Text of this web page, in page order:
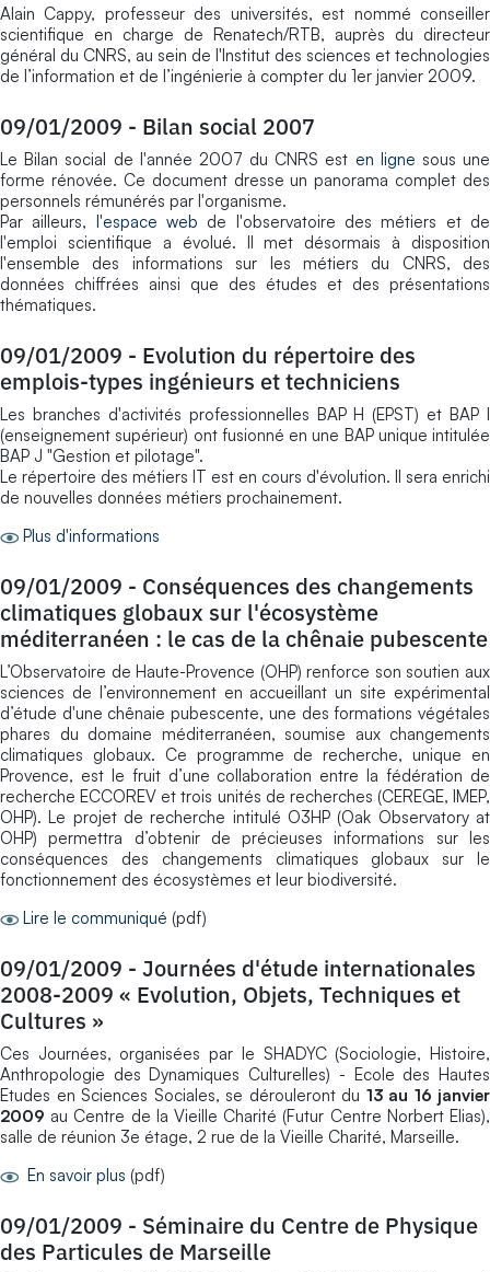
Alain Cappy, professeur des universités, est nommé conseiller
scientifique en charge de Renatech/RTB, auprès du directeur
général du CNRS, au sein de l'Institut des sciences et technologies
de l’information et de l’ingénierie à compter du 1er janvier 2009.
09/01/2009 - Bilan social 2007
Le Bilan social de l'année 2007 du CNRS est en ligne sous une
forme rénovée. Ce document dresse un panorama complet des
personnels rémunérés par l'organisme.
Par ailleurs, l'espace web de l'observatoire des métiers et de
l'emploi scientifique a évolué. Il met désormais à disposition
l'ensemble des informations sur les métiers du CNRS, des
données chiffrées ainsi que des études et des présentations
thématiques.
09/01/2009 - Evolution du répertoire des
emplois-types ingénieurs et techniciens
Les branches d'activités professionnelles BAP H (EPST) et BAP I
(enseignement supérieur) ont fusionné en une BAP unique intitulée
BAP J "Gestion et pilotage".
Le répertoire des métiers IT est en cours d'évolution. Il sera enrichi
de nouvelles données métiers prochainement.
Plus d'informations
09/01/2009 - Conséquences des changements
climatiques globaux sur l'écosystème
méditerranéen : le cas de la chênaie pubescente
L’Observatoire de Haute-Provence (OHP) renforce son soutien aux
sciences de l’environnement en accueillant un site expérimental
d’étude d'une chênaie pubescente, une des formations végétales
phares du domaine méditerranéen, soumise aux changements
climatiques globaux. Ce programme de recherche, unique en
Provence, est le fruit d’une collaboration entre la fédération de
recherche ECCOREV et trois unités de recherches (CEREGE, IMEP,
OHP). Le projet de recherche intitulé O3HP (Oak Observatory at
OHP) permettra d’obtenir de précieuses informations sur les
conséquences des changements climatiques globaux sur le
fonctionnement des écosystèmes et leur biodiversité.
Lire le communiqué (pdf)
09/01/2009 - Journées d'étude internationales
2008-2009 « Evolution, Objets, Techniques et
Cultures »
Ces Journées, organisées par le SHADYC (Sociologie, Histoire,
Anthropologie des Dynamiques Culturelles) - Ecole des Hautes
Etudes en Sciences Sociales, se dérouleront du 13 au 16 janvier
2009 au Centre de la Vieille Charité (Futur Centre Norbert Elias),
salle de réunion 3e étage, 2 rue de la Vieille Charité, Marseille.
En savoir plus (pdf)
09/01/2009 - Séminaire du Centre de Physique
des Particules de Marseille